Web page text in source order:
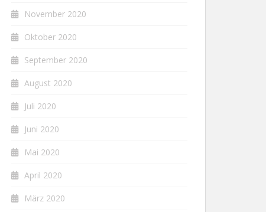
November 2020
Oktober 2020
September 2020
August 2020
Juli 2020
Juni 2020
Mai 2020
April 2020
März 2020